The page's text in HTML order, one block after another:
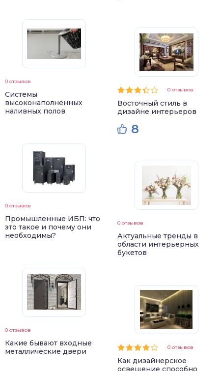
0 отзывов
Системы
высоконаполненных
наливных полов
0 отзывов
Промышленные ИБП: что
это такое и почему они
необходимы?
0 отзывов
Какие бывают входные
металлические двери
0 отзывов
Восточный стиль в
дизайне интерьеров
8
0 отзывов
Актуальные тренды в
области интерьерных
букетов
0 отзывов
Как дизайнерское
освещение способно